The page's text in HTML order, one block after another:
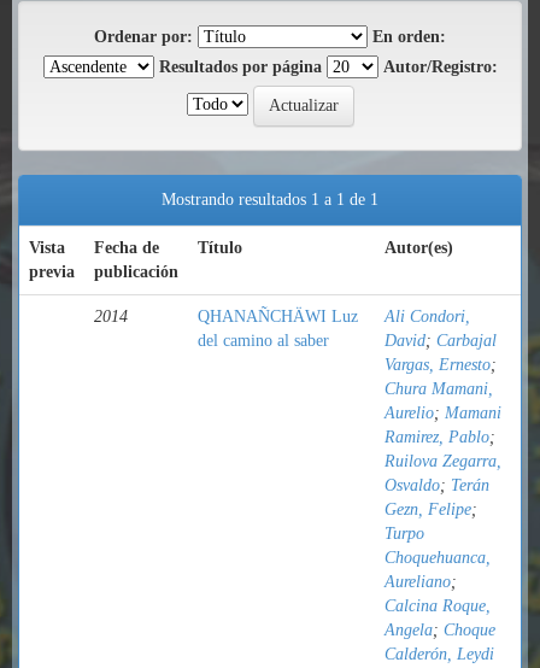
Ordenar por:
En orden:
Resultados por página
Autor/Registro:
Mostrando resultados 1 a 1 de 1
Vista
previa
Fecha de
publicación
Título Autor(es)
2014
QHANAÑCHÄWI Luz
del camino al saber
Ali Condori,
David; Carbajal
Vargas, Ernesto;
Chura Mamani,
Aurelio; Mamani
Ramirez, Pablo;
Ruilova Zegarra,
Osvaldo; Terán
Gezn, Felipe;
Turpo
Choquehuanca,
Aureliano;
Calcina Roque,
Angela; Choque
Calderón, Leydi